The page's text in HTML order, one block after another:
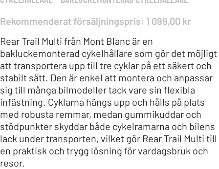
Rekommenderat försäljningspris: 1 099,00 kr
Rear Trail Multi från Mont Blanc är en
bakluckemonterad cykelhållare som gör det möjligt
att transportera upp till tre cyklar på ett säkert och
stabilt sätt. Den är enkel att montera och anpassar
sig till många bilmodeller tack vare sin flexibla
infästning. Cyklarna hängs upp och hålls på plats
med robusta remmar, medan gummikuddar och
stödpunkter skyddar både cykelramarna och bilens
lack under transporten, vilket gör Rear Trail Multi till
en praktisk och trygg lösning för vardagsbruk och
resor.